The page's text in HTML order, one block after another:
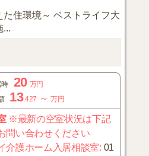
住環境～ ベストライフ大
...
時 20 万円
13.427 ～万円
※最新の空室状況は下記
問い合わせください
介護ホーム入居相談室: 01